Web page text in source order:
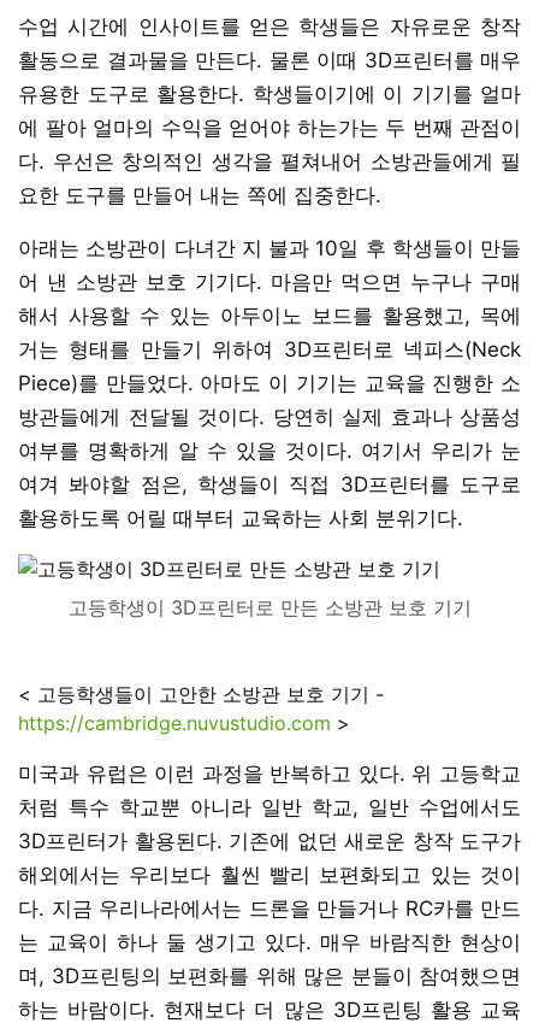
수업 시간에 인사이트를 얻은 학생들은 자유로운 창작
활동으로 결과물을 만든다. 물론 이때 3D프린터를 매우
유용한 도구로 활용한다. 학생들이기에 이 기기를 얼마
에 팔아 얼마의 수익을 얻어야 하는가는 두 번째 관점이
다. 우선은 창의적인 생각을 펼쳐내어 소방관들에게 필
요한 도구를 만들어 내는 쪽에 집중한다.
아래는 소방관이 다녀간 지 불과 10일 후 학생들이 만들
어 낸 소방관 보호 기기다. 마음만 먹으면 누구나 구매
해서 사용할 수 있는 아두이노 보드를 활용했고, 목에
거는 형태를 만들기 위하여 3D프린터로 넥피스(Neck
Piece)를 만들었다. 아마도 이 기기는 교육을 진행한 소
방관들에게 전달될 것이다. 당연히 실제 효과나 상품성
여부를 명확하게 알 수 있을 것이다. 여기서 우리가 눈
여겨 봐야할 점은, 학생들이 직접 3D프린터를 도구로
활용하도록 어릴 때부터 교육하는 사회 분위기다.
고등학생이 3D프린터로 만든 소방관 보호 기기
< 고등학생들이 고안한 소방관 보호 기기 -
https://cambridge.nuvustudio.com >
미국과 유럽은 이런 과정을 반복하고 있다. 위 고등학교
처럼 특수 학교뿐 아니라 일반 학교, 일반 수업에서도
3D프린터가 활용된다. 기존에 없던 새로운 창작 도구가
해외에서는 우리보다 훨씬 빨리 보편화되고 있는 것이
다. 지금 우리나라에서는 드론을 만들거나 RC카를 만드
는 교육이 하나 둘 생기고 있다. 매우 바람직한 현상이
며, 3D프린팅의 보편화를 위해 많은 분들이 참여했으면
하는 바람이다. 현재보다 더 많은 3D프린팅 활용 교육